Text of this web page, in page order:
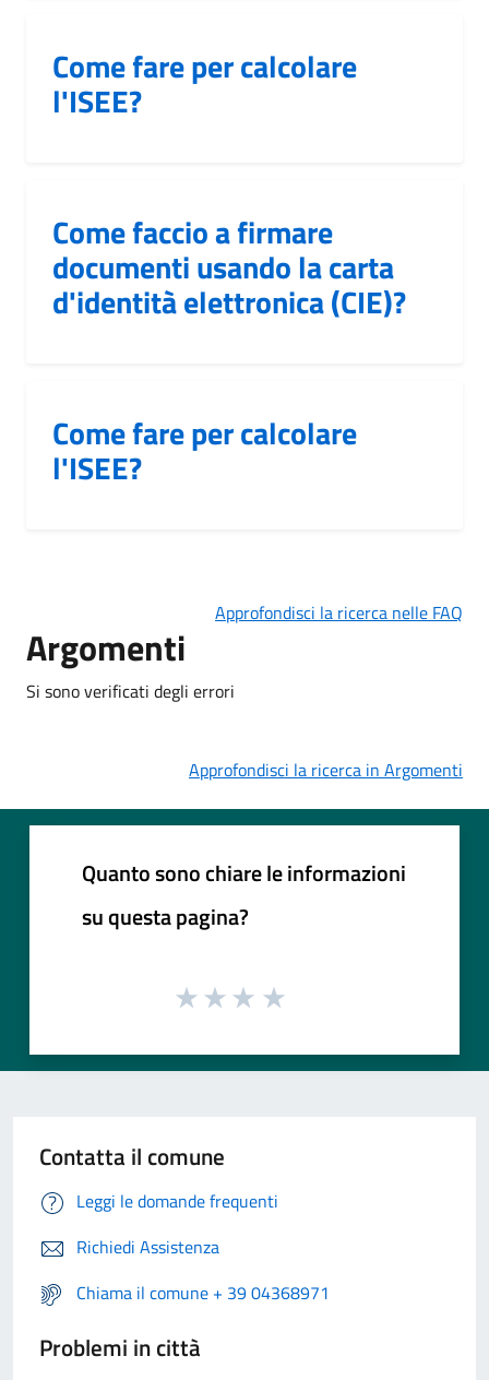
Come fare per calcolare
l'ISEE?
Come faccio a firmare
documenti usando la carta
d'identità elettronica (CIE)?
Come fare per calcolare
l'ISEE?
Approfondisci la ricerca nelle FAQ
Argomenti
Si sono verificati degli errori
Approfondisci la ricerca in Argomenti
Quanto sono chiare le informazioni
su questa pagina?
Contatta il comune
Leggi le domande frequenti
Richiedi Assistenza
Chiama il comune + 39 04368971
Problemi in città